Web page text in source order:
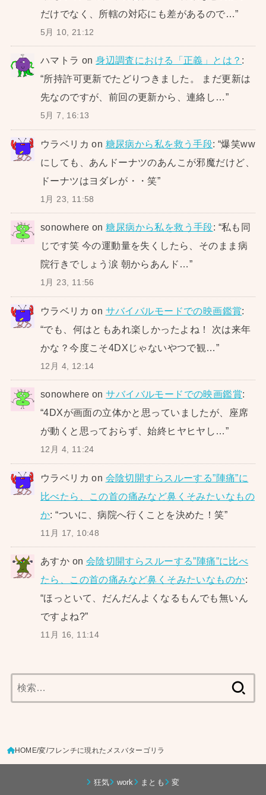
だけでなく、所轄の対応にも差があるので…”
5月 10, 21:12
ハマトラ on身辺調査における「正義」とは？ :
“所持許可更新でたどりつきました。 まだ更新は
先なのですが、前回の更新から、連絡し…”
5月 7, 16:13
ウラベリカ on 糖尿病から私を救う手段: “爆笑ww
にしても、あんドーナツのあんこが邪魔だけど、
ドーナツはヨダレが・・笑”
1月 23, 11:58
sonowhere on糖尿病から私を救う手段: “私も同
じです笑 今の運動量を失くしたら、そのまま病
院行きでしょう涙 朝からあんド…”
1月 23, 11:56
ウラベリカ on サバイバルモードでの映画鑑賞:
“でも、何はともあれ楽しかったよね！ 次は来年
かな？今度こそ4DXじゃないやつで観…”
12月 4, 12:14
sonowhere onサバイバルモードでの映画鑑賞:
“4DXが画面の立体かと思っていましたが、座席
が動くと思っておらず、始終ヒヤヒヤし…”
12月 4, 11:24
ウラベリカ on 会陰切開すらスルーする”陣痛”に
比べたら、この首の痛みなど鼻くそみたいなもの
か: “ついに、病院へ行くことを決めた！笑”
11月 17, 10:48
あすか on 会陰切開すらスルーする”陣痛”に比べ
たら、この首の痛みなど鼻くそみたいなものか:
“ほっといて、だんだんよくなるもんでも無いん
ですよね?”
11月 16, 11:14
索:
HOME 変 フレンチに現れたメスバターゴリラ
狂気 work まとも 変